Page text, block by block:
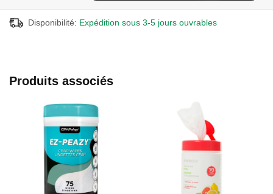
Disponibilité: Expédition sous 3-5 jours ouvrables
Produits associés